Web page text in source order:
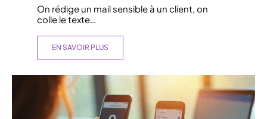
On rédige un mail sensible à un client, on
colle le texte…
EN SAVOIR PLUS